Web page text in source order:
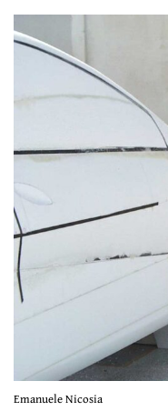
Emanuele Nicosia